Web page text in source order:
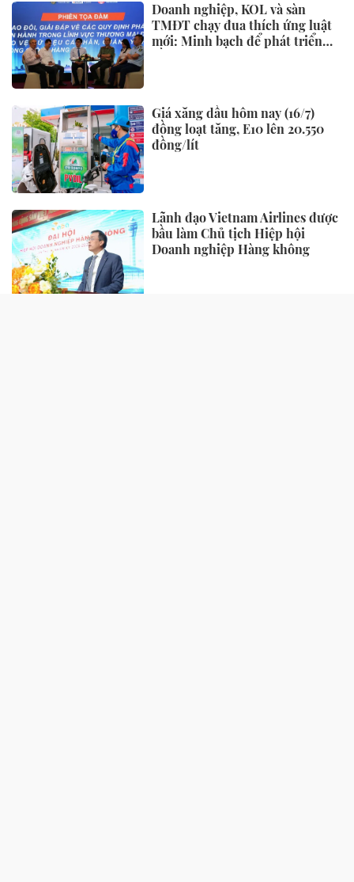
Doanh nghiệp, KOL và sàn
TMĐT chạy đua thích ứng luật
mới: Minh bạch để phát triển
Giá xăng dầu hôm nay (16/7)
đồng loạt tăng, E10 lên 20.550
đồng/lít
Lãnh đạo Vietnam Airlines được
bầu làm Chủ tịch Hiệp hội
Doanh nghiệp Hàng không